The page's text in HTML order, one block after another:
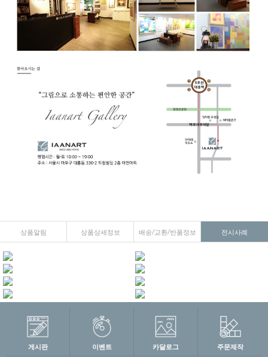
상품알림 상품상세정보 배송/교환/반품정보 전시사례
게시판 이벤트 카달로그 주문제작